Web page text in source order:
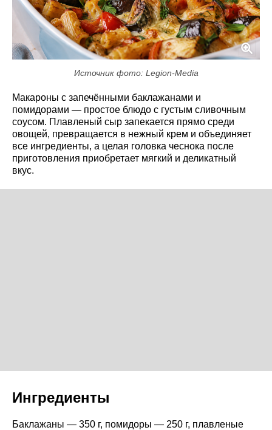
Источник фото: Legion-Media
Макароны с запечёнными баклажанами и
помидорами — простое блюдо с густым сливочным
соусом. Плавленый сыр запекается прямо среди
овощей, превращается в нежный крем и объединяет
все ингредиенты, а целая головка чеснока после
приготовления приобретает мягкий и деликатный
вкус.
Ингредиенты
Баклажаны — 350 г, помидоры — 250 г, плавленые